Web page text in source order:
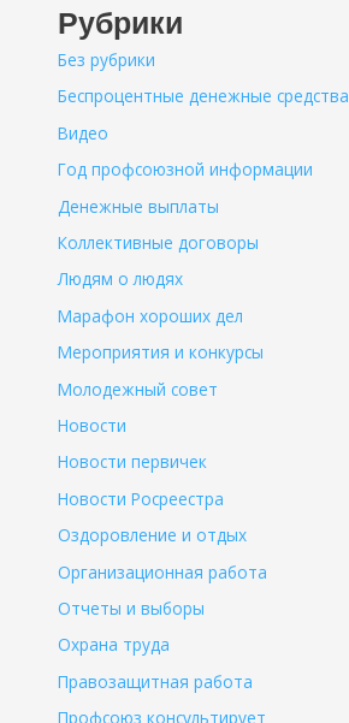
Рубрики
Без рубрики
Беспроцентные денежные средства
Видео
Год профсоюзной информации
Денежные выплаты
Коллективные договоры
Людям о людях
Марафон хороших дел
Мероприятия и конкурсы
Молодежный совет
Новости
Новости первичек
Новости Росреестра
Оздоровление и отдых
Организационная работа
Отчеты и выборы
Охрана труда
Правозащитная работа
Профсоюз консультирует